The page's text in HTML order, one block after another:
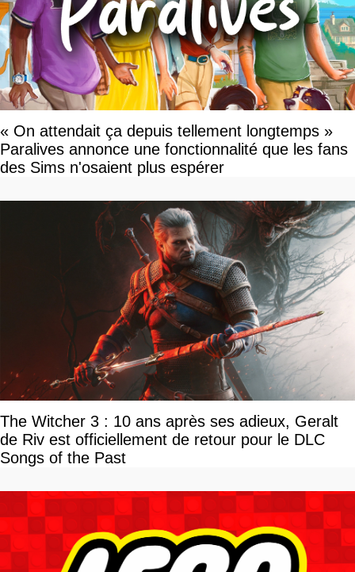
« On attendait ça depuis tellement longtemps »
Paralives annonce une fonctionnalité que les fans
des Sims n'osaient plus espérer
The Witcher 3 : 10 ans après ses adieux, Geralt
de Riv est officiellement de retour pour le DLC
Songs of the Past